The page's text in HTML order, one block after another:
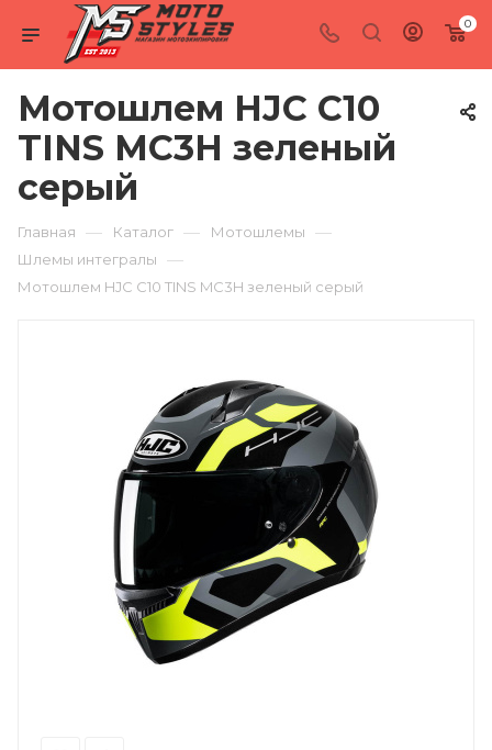
0
Мотошлем HJC C10
TINS MC3H зеленый
серый
Главная — Каталог — Мотошлемы —
Шлемы интегралы —
Мотошлем HJC C10 TINS MC3H зеленый серый